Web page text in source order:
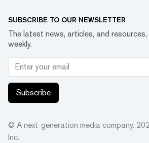
SUBSCRIBE TO OUR NEWSLETTER
The latest news, articles, and
weekly.
Subscribe
© A next-generation media company.
Inc.